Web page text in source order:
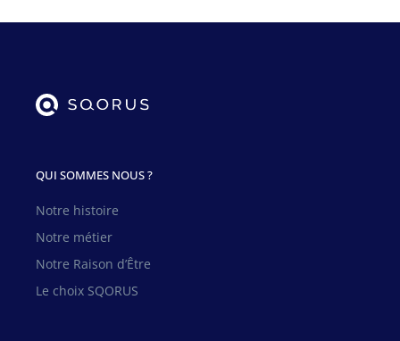
QUI SOMMES NOUS ?
Notre histoire
Notre métier
Notre Raison d’Être
Le choix SQORUS